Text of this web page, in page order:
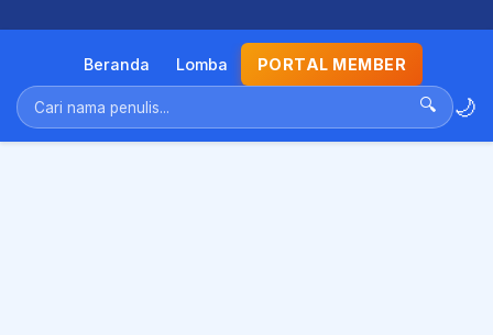
Beranda Lomba PORTAL MEMBER
🔍 🌙